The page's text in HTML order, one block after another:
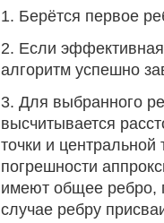
1. Берётся первое
2. Если
алгоритм успешно
3. Для выбранного
высчитывается
точки и
погрешности
имеют общее ребро,
случае ребру